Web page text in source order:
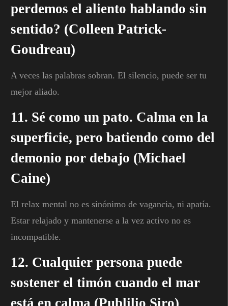
perdemos el aliento hablando sin
sentido? (Colleen Patrick-
Goudreau)
A veces las palabras sobran. El silencio, puede ser tu
mejor aliado.
11. Sé como un pato. Calma en la
superficie, pero batiendo como del
demonio por debajo (Michael
Caine)
El relax mental no es sinónimo de vagancia, ni apatía.
Estar relajado y mantenerse a la vez activo no es
incompatible.
12. Cualquier persona puede
sostener el timón cuando el mar
está en calma (Publilio Siro)